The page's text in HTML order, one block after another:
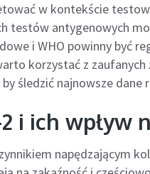
w kontekście
testów antygenowych
i WHO powinny być
korzystać z
śledzić najnowsze dane
i ich wpływ
napędzającym